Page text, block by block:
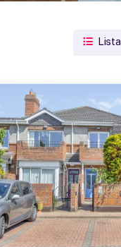
Lista